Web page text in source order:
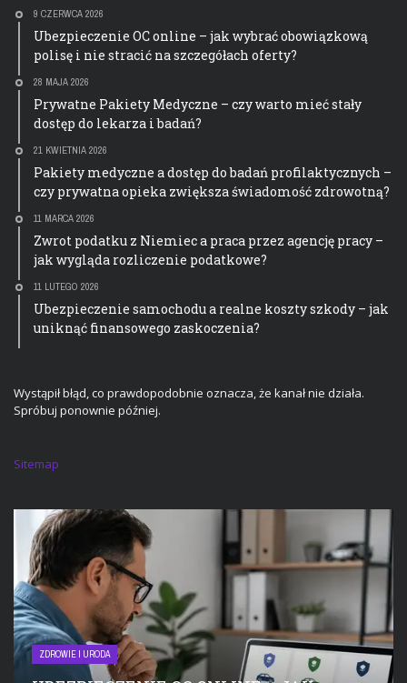
9 CZERWCA 2026
Ubezpieczenie OC online – jak wybrać obowiązkową
polisę i nie stracić na szczegółach oferty?
28 MAJA 2026
Prywatne Pakiety Medyczne – czy warto mieć stały
dostęp do lekarza i badań?
21 KWIETNIA 2026
Pakiety medyczne a dostęp do badań profilaktycznych –
czy prywatna opieka zwiększa świadomość zdrowotną?
11 MARCA 2026
Zwrot podatku z Niemiec a praca przez agencję pracy –
jak wygląda rozliczenie podatkowe?
11 LUTEGO 2026
Ubezpieczenie samochodu a realne koszty szkody – jak
uniknąć finansowego zaskoczenia?
Wystąpił błąd, co prawdopodobnie oznacza, że kanał nie działa.
Spróbuj ponownie później.
Sitemap
ZDROWIE I URODA